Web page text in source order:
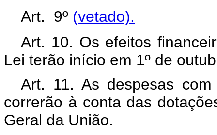
Art. 9º (vetado).
Art. 10. Os efeitos
Lei terão início em 1º de
Art. 11. As despesas
correrão à conta das
Geral da União.